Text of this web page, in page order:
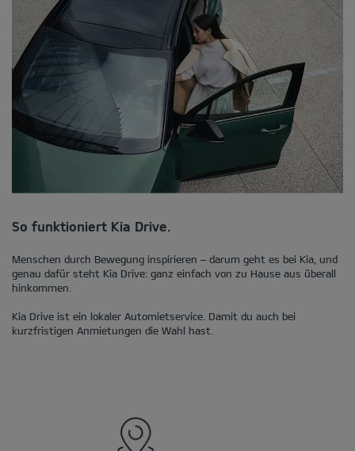
So funktioniert Kia Drive.
Menschen durch Bewegung inspirieren – darum geht es bei Kia, und
genau dafür steht Kia Drive: ganz einfach von zu Hause aus überall
hinkommen.
Kia Drive ist ein lokaler Automietservice. Damit du auch bei
kurzfristigen Anmietungen die Wahl hast.